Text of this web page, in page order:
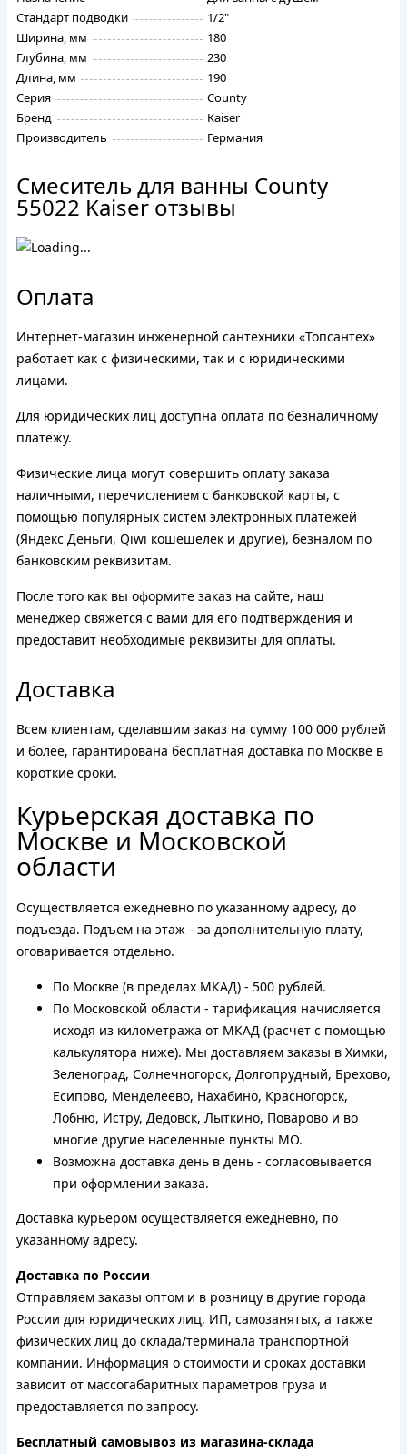
Стандарт подводки
1/2"
Ширина, мм
180
Глубина, мм
230
Длина, мм
190
Серия
County
Бренд
Kaiser
Производитель
Германия
Смеситель для ванны County
55022 Kaiser отзывы
Оплата
Интернет-магазин инженерной сантехники «Топсантех»
работает как с физическими, так и с юридическими
лицами.
Для юридических лиц доступна оплата по безналичному
платежу.
Физические лица могут совершить оплату заказа
наличными, перечислением с банковской карты, с
помощью популярных систем электронных платежей
(Яндекс Деньги, Qiwi кошешелек и другие), безналом по
банковским реквизитам.
После того как вы оформите заказ на сайте, наш
менеджер свяжется с вами для его подтверждения и
предоставит необходимые реквизиты для оплаты.
Доставка
Всем клиентам, сделавшим заказ на сумму 100 000 рублей
и более, гарантирована бесплатная доставка по Москве в
короткие сроки.
Курьерская доставка по
Москве и Московской
области
Осуществляется ежедневно по указанному адресу, до
подъезда. Подъем на этаж - за дополнительную плату,
оговаривается отдельно.
По Москве (в пределах МКАД) - 500 рублей.
По Московской области - тарификация начисляется
исходя из километража от МКАД (расчет с помощью
калькулятора ниже). Мы доставляем заказы в Химки,
Зеленоград, Солнечногорск, Долгопрудный, Брехово,
Есипово, Менделеево, Нахабино, Красногорск,
Лобню, Истру, Дедовск, Лыткино, Поварово и во
многие другие населенные пункты МО.
Возможна доставка день в день - согласовывается
при оформлении заказа.
Доставка курьером осуществляется ежедневно, по
указанному адресу.
Доставка по России
Отправляем заказы оптом и в розницу в другие города
России для юридических лиц, ИП, самозанятых, а также
физических лиц до склада/терминала транспортной
компании. Информация о стоимости и сроках доставки
зависит от массогабаритных параметров груза и
предоставляется по запросу.
Бесплатный самовывоз из магазина-склада